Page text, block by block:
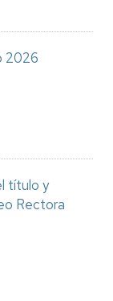
2026
título y
Rectora